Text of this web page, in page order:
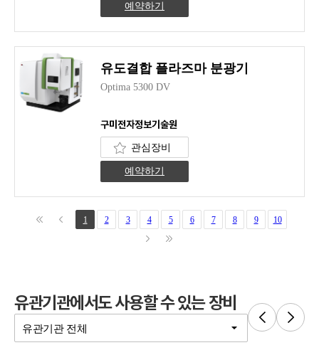
예약하기
유도결합 플라즈마 분광기
Optima 5300 DV
구미전자정보기술원
관심장비
예약하기
1 2 3 4 5 6 7 8 9 10
유관기관에서도 사용할 수 있는 장비